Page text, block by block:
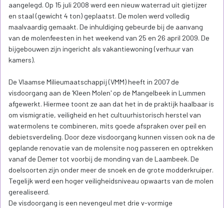
aangelegd. Op 15 juli 2008 werd een nieuw waterrad uit gietijzer
en staal (gewicht 4 ton) geplaatst. De molen werd volledig
maalvaardig gemaakt. De inhuldiging gebeurde bij de aanvang
van de molenfeesten in het weekend van 25 en 26 april 2009. De
bijgebouwen zijn ingericht als vakantiewoning (verhuur van
kamers).
De Vlaamse Milieumaatschappij (VMM) heeft in 2007 de
visdoorgang aan de 'Kleen Molen' op de Mangelbeek in Lummen
afgewerkt. Hiermee toont ze aan dat het in de praktijk haalbaar is
om vismigratie, veiligheid en het cultuurhistorisch herstel van
watermolens te combineren, mits goede afspraken over peil en
debietsverdeling. Door deze visdoorgang kunnen vissen ook na de
geplande renovatie van de molensite nog passeren en optrekken
vanaf de Demer tot voorbij de monding van de Laambeek. De
doelsoorten zijn onder meer de snoek en de grote modderkruiper.
Tegelijk werd een hoger veiligheidsniveau opwaarts van de molen
gerealiseerd.
De visdoorgang is een nevengeul met drie v-vormige